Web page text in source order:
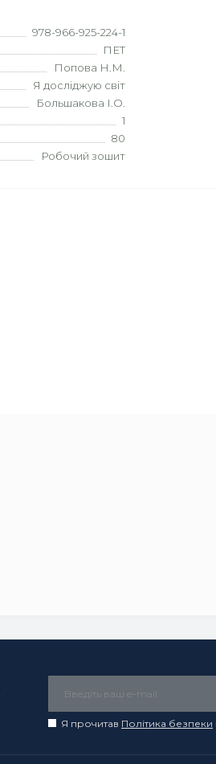
978-966-925-224-1
ПЕТ
Попова Н.М.
Я досліджую світ
Большакова І.О.
1
80
Робочий зошит
Я прочитав Політика безпеки